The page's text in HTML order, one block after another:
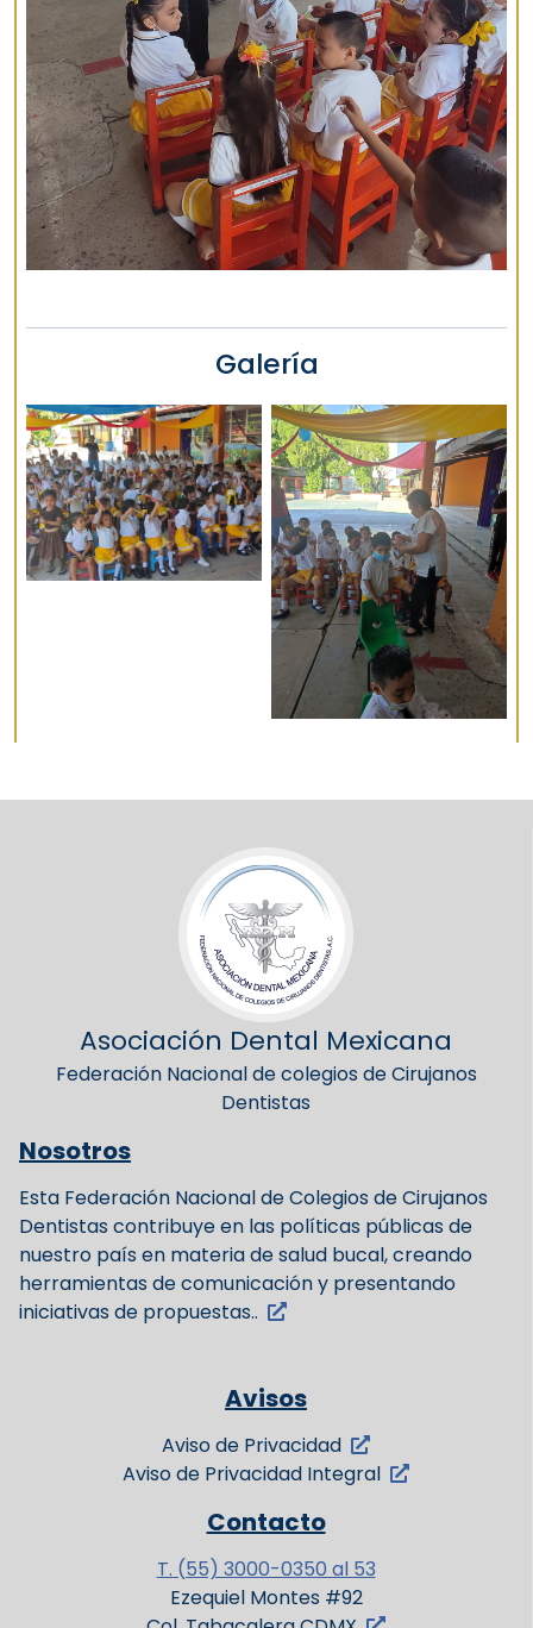
Galería
Asociación Dental Mexicana
Federación Nacional de colegios de Cirujanos
Dentistas
Nosotros
Esta Federación Nacional de Colegios de Cirujanos
Dentistas contribuye en las políticas públicas de
nuestro país en materia de salud bucal, creando
herramientas de comunicación y presentando
iniciativas de propuestas..
Avisos
Aviso de Privacidad
Aviso de Privacidad Integral
Contacto
T. (55) 3000-0350 al 53
Ezequiel Montes #92